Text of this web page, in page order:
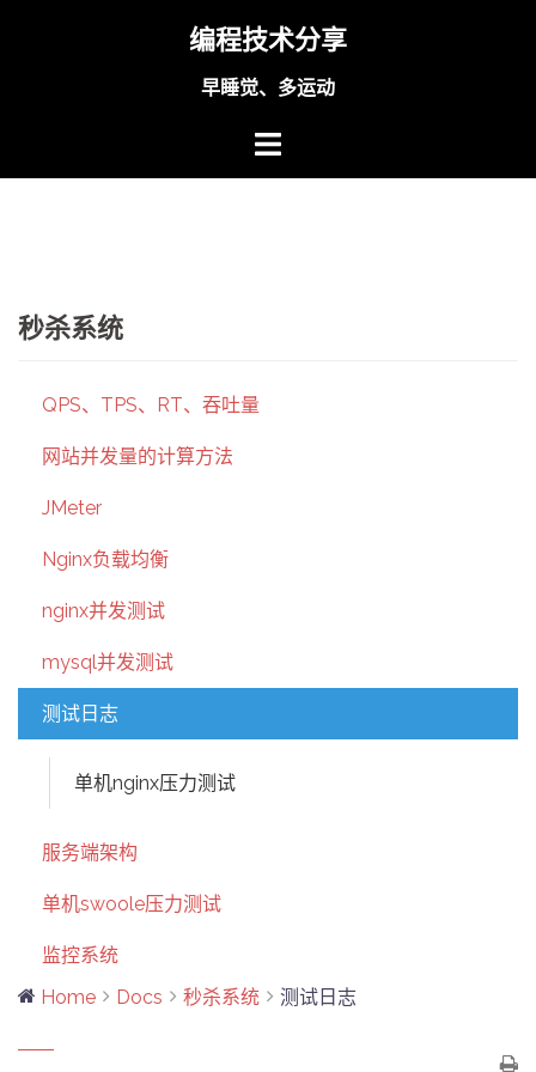
编程技术分享
早睡觉、多运动
秒杀系统
QPS、TPS、RT、吞吐量
网站并发量的计算方法
JMeter
Nginx负载均衡
nginx并发测试
mysql并发测试
测试日志
单机nginx压力测试
服务端架构
单机swoole压力测试
监控系统
Home
Docs 秒杀系统 测试日志